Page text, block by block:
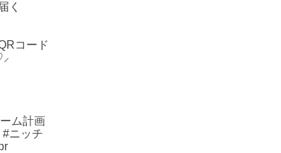
く
コード
ム計画
ニッチ